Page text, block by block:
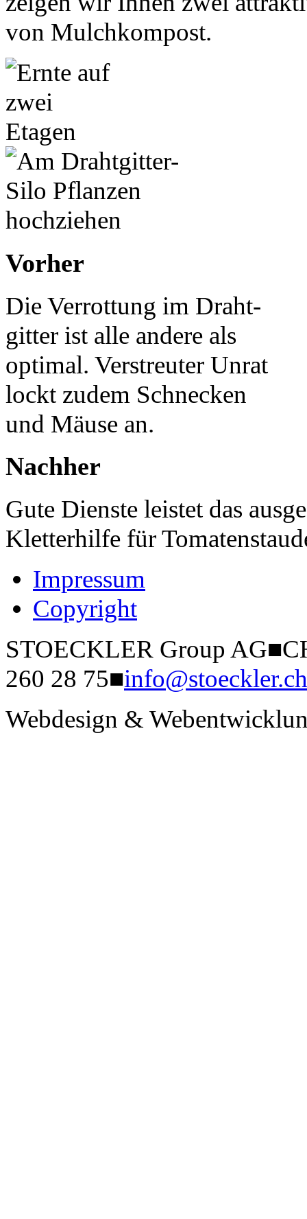
von Mulchkompost.
Vorher
Die Verrottung im Draht-
gitter ist alle andere als
optimal. Verstreuter Unrat
lockt zudem Schnecken
und Mäuse an.
Nachher
Gute Dienste leistet das
Kletterhilfe für
Impressum
Copyright
STOECKLER Group AG■
260 28 75■info@stoeckler.ch
Webdesign &